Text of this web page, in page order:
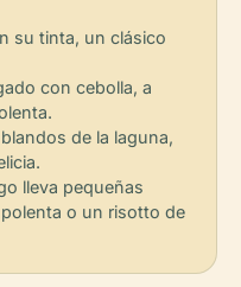
su tinta, un clásico
con cebolla, a
de la laguna,
lleva pequeñas
o un risotto de